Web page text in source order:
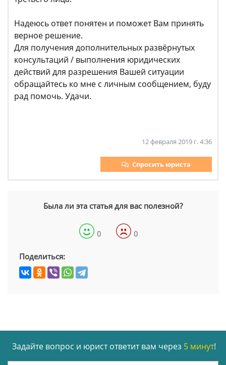
Надеюсь ответ понятен и поможет Вам принять
верное решение.
Для получения дополнительных развёрнутых
консультаций / выполнения юридических
действий для разрешения Вашей ситуации
обращайтесь ко мне с личным сообщением, буду
рад помочь. Удачи.
12 февраля 2019 г. 4:36
Спросить юриста
Была ли эта статья для вас полезной?
0 0
Поделиться:
Задайте вопрос и юрист ответит вам через 5 минут!